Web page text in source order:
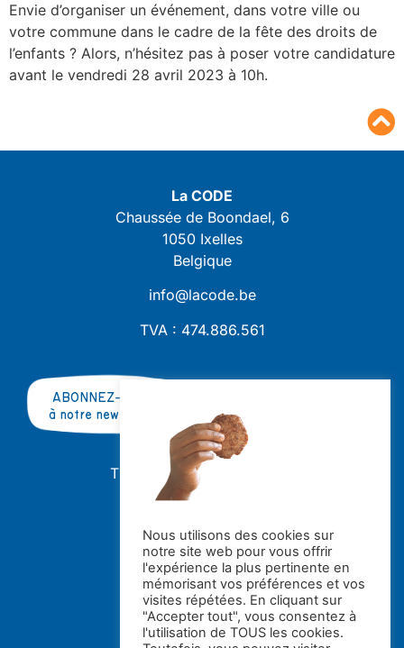
Envie d’organiser un événement, dans votre ville ou
votre commune dans le cadre de la fête des droits de
l’enfants ? Alors, n’hésitez pas à poser votre candidature
avant le vendredi 28 avril 2023 à 10h.
La CODE
Chaussée de Boondael, 6
1050 Ixelles
Belgique
info@lacode.be
TVA : 474.886.561
ABONNEZ-VOUS
à notre newsletter
TRAVAILLER AVEC NOUS ?
STAGES
Avec le soutien de la
Nous utilisons des cookies sur
notre site web pour vous offrir
l'expérience la plus pertinente en
mémorisant vos préférences et vos
visites répétées. En cliquant sur
"Accepter tout", vous consentez à
l'utilisation de TOUS les cookies.